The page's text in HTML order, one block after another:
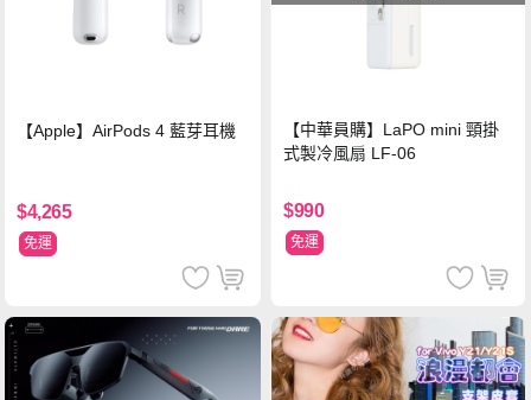
【Apple】AirPods 4 藍芽耳機
$4,265
免運
【中華員購】LaPO mini 頸掛
式製冷風扇 LF-06
$990
免運